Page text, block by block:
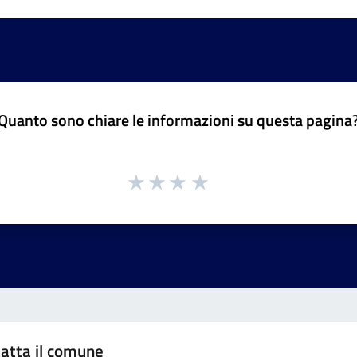
sono chiare le informazioni su questa
il comune